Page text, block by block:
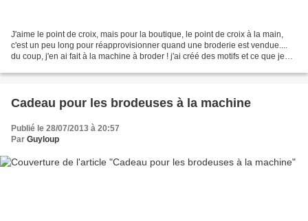
J'aime le point de croix, mais pour la boutique, le point de croix à la main,
c'est un peu long pour réapprovisionner quand une broderie est vendue....
du coup, j'en ai fait à la machine à broder ! j'ai créé des motifs et ce que je
Cadeau pour les brodeuses à la machine
Publié le 28/07/2013 à 20:57
Par Guyloup